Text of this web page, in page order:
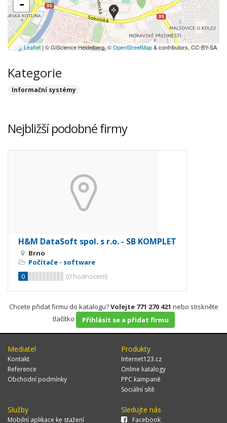
-
Leaflet| © GIScience Heidelberg, ©OpenStreetMap& contributors, CC-BY-SA
Kategorie
Informační systémy
Nejbližší podobné firmy
H&M DataSoft spol. s r.o. - SB KOMPLET
Brno
Počítače - software
0
(0 hodnocení)
Chcete přidat firmu do katalogu?Volejte 771 270 421 nebo stiskněte
tlačítko
Přihlásit se a přidat firmu
Mediatel
Kontakt
Reference
Obchodní podmínky
Produkty
Internet123.cz
Online katalogy
PPC kampaně
Sociální sítě
Služby
Mobilní aplikace ke stažení
Sledujte nás
Facebook